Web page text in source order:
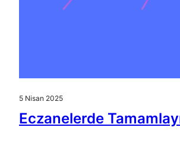
5 Nisan 2025
Eczanelerde